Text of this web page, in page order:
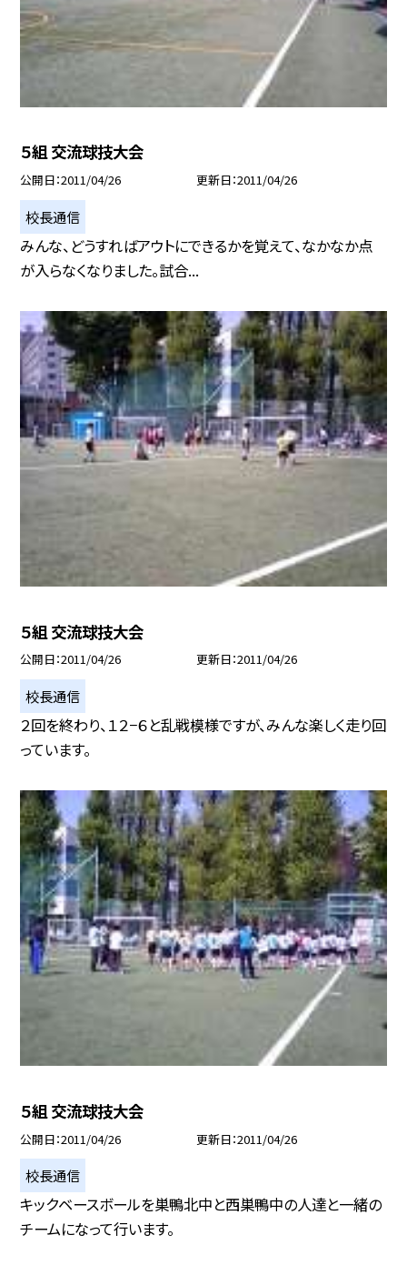
５組 交流球技大会
公開日 2011/04/26 更新日 2011/04/26
校長通信
みんな、どうすればアウトにできるかを覚えて、なかなか点
が入らなくなりました。試合...
５組 交流球技大会
公開日 2011/04/26 更新日 2011/04/26
校長通信
２回を終わり、１２−６と乱戦模様ですが、みんな楽しく走り回
っています。
５組 交流球技大会
公開日 2011/04/26 更新日 2011/04/26
校長通信
キックベースボールを巣鴨北中と西巣鴨中の人達と一緒の
チームになって行います。